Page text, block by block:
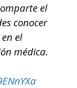
el
conocer
el
médica.